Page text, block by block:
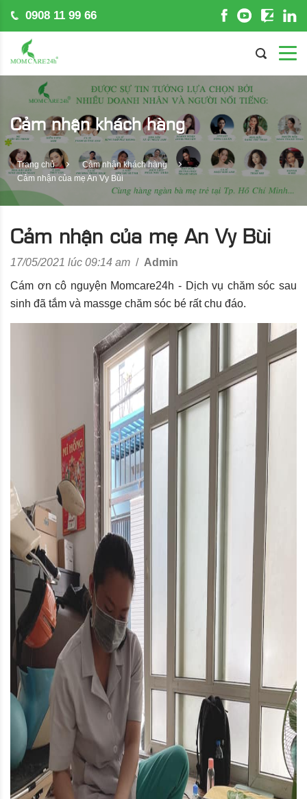
0908 11 99 66
Cảm nhận khách hàng
Trang chủ
Cảm nhận khách hàng
Cảm nhận của mẹ An Vy Bùi
Cảm nhận của mẹ An Vy Bùi
17/05/2021 lúc 09:14 am / Admin
Cám ơn cô nguyện Momcare24h - Dịch vụ chăm sóc sau
sinh đã tắm và massge chăm sóc bé rất chu đáo.